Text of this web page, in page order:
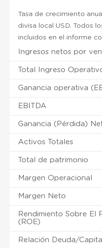
Tasa de crecimiento
divisa local USD. Todos
incluidos en el informe
Ingresos netos por
Total Ingreso
Ganancia operativa
EBITDA
Ganancia (Pérdida)
Activos Totales
Total de patrimonio
Margen Operacional
Margen Neto
Rendimiento Sobre El
(ROE)
Relación Deuda/Capital